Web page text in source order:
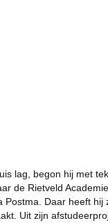
lag, begon hij met
de Rietveld
Postma. Daar heeft hij
Uit zijn